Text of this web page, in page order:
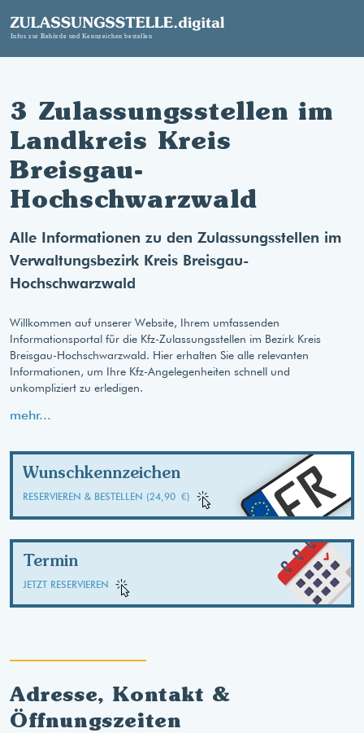
3 Zulassungsstellen im
Landkreis Kreis
Breisgau-
Hochschwarzwald
Alle Informationen zu den Zulassungsstellen im
Verwaltungsbezirk Kreis Breisgau-
Hochschwarzwald
Willkommen auf unserer Website, Ihrem umfassenden
Informationsportal für die Kfz-Zulassungsstellen im Bezirk Kreis
Breisgau-Hochschwarzwald. Hier erhalten Sie alle relevanten
Informationen, um Ihre Kfz-Angelegenheiten schnell und
unkompliziert zu erledigen.
mehr...
Wunschkennzeichen
RESERVIEREN & BESTELLEN (24,90 €) FR
Termin
JETZT RESERVIEREN
Adresse, Kontakt &
Öffnungszeiten